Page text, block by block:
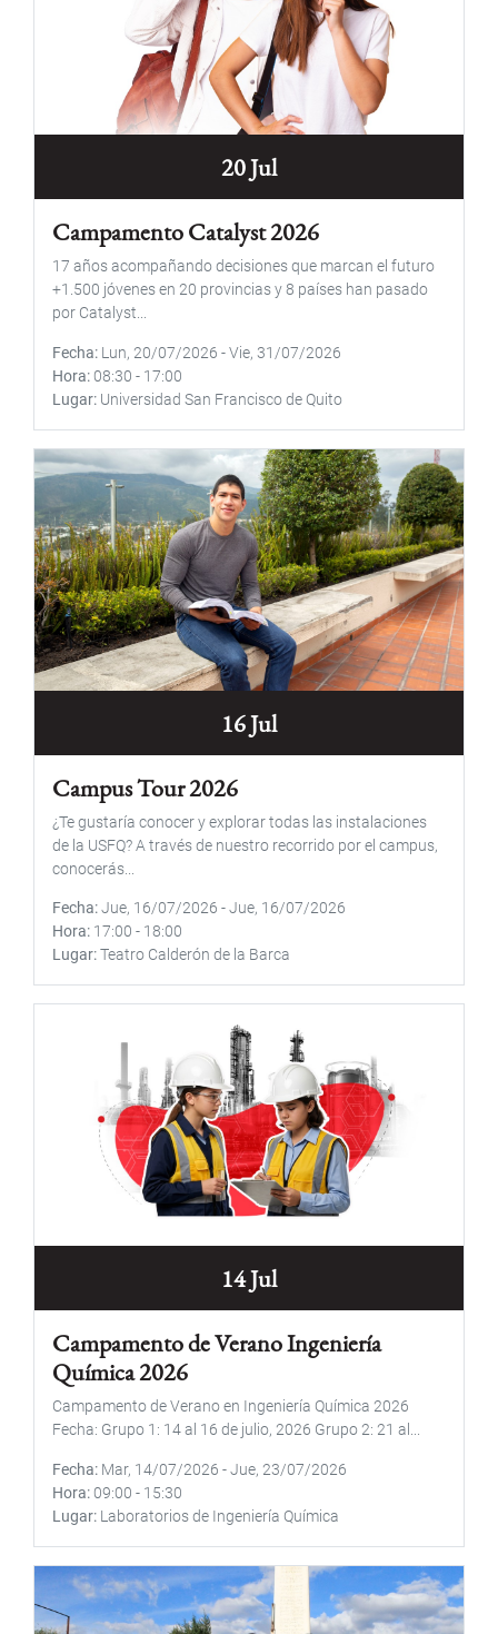
20 Jul
Campamento Catalyst 2026
17 años acompañando decisiones que marcan el futuro
+1.500 jóvenes en 20 provincias y 8 países han pasado
por Catalyst...
Fecha Lun, 20/07/2026 -Vie, 31/07/2026
Hora 08:30 - 17:00
Lugar Universidad San Francisco de Quito
16 Jul
Campus Tour 2026
¿Te gustaría conocer y explorar todas las instalaciones
de la USFQ? A través de nuestro recorrido por el campus,
conocerás...
Fecha Jue, 16/07/2026 -Jue, 16/07/2026
Hora 17:00 - 18:00
Lugar Teatro Calderón de la Barca
14 Jul
Campamento de Verano Ingeniería
Química 2026
Campamento de Verano en Ingeniería Química 2026
Fecha: Grupo 1: 14 al 16 de julio, 2026 Grupo 2: 21 al...
Fecha Mar, 14/07/2026 -Jue, 23/07/2026
Hora 09:00 - 15:30
Lugar Laboratorios de Ingeniería Química